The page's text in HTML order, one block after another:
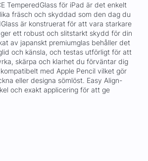
TemperedGlass för iPad är det enkelt
fräsch och skyddad som den dag du
är konstruerat för att vara starkare
ett robust och slitstarkt skydd för din
av japanskt premiumglas behåller det
och känsla, och testas utförligt för att
skärpa och klarhet du förväntar dig
med Apple Pencil vilket gör
eller designa sömlöst. Easy Align-
och exakt applicering för att ge